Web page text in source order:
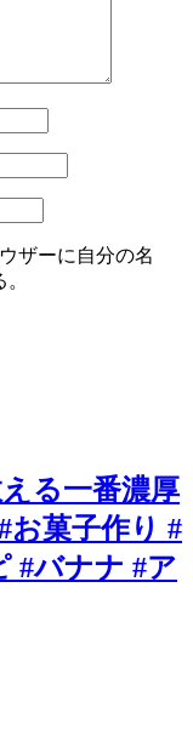
ザーに自分の名
る一番濃厚
お菓子作り #
#バナナ #ア